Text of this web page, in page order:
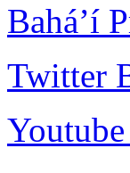
Bahá’í
Twitter
Youtube